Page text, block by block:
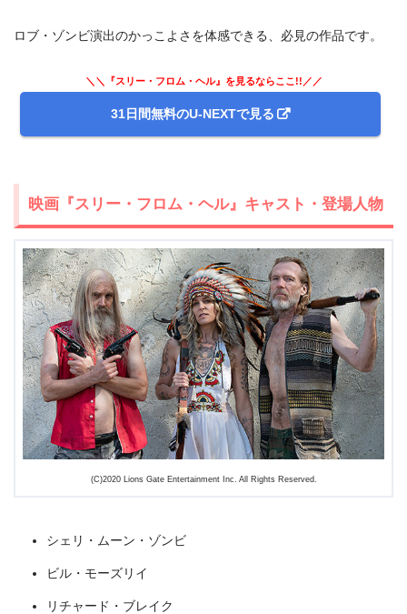
出典:U-NEXT
ロブ・ゾンビ演出のかっこよさを体感できる、必見の作品です。
＼＼『スリー・フロム・ヘル』を見るならここ!!／／
31日間無料のU-NEXTで見る
映画『スリー・フロム・ヘル』キャスト・登場人物
(C)2020 Lions Gate Entertainment Inc. All Rights Reserved.
シェリ・ムーン・ゾンビ
ビル・モーズリイ
リチャード・ブレイク